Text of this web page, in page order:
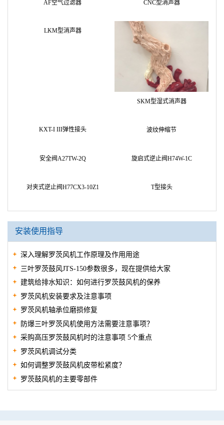
AF空气过滤器
CNC型消声器
LKM型消声器
KXT-I III弹性接头
安全阀A27TW-2Q 旋启式逆止阀H74W-1C
对夹式逆止阀H77CX3-10Z1 T型接头
安装使用指导
深入理解罗茨风机工作原理及作用用途
三叶罗茨鼓风JTS-150参数很多，现在提供给大家
建筑给排水知识：如何进行罗茨鼓风机的保养
罗茨风机轴承位磨损修复